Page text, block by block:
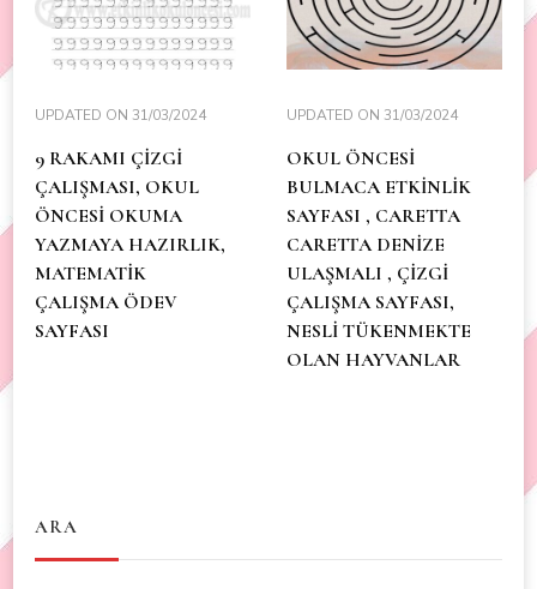
UPDATED ON 31/03/2024
9 RAKAMI ÇİZGİ
ÇALIŞMASI, OKUL
ÖNCESİ OKUMA
YAZMAYA HAZIRLIK,
MATEMATİK
ÇALIŞMA ÖDEV
SAYFASI
UPDATED ON 31/03/2024
OKUL ÖNCESİ
BULMACA ETKİNLİK
SAYFASI , CARETTA
CARETTA DENİZE
ULAŞMALI , ÇİZGİ
ÇALIŞMA SAYFASI,
NESLİ TÜKENMEKTE
OLAN HAYVANLAR
ARA